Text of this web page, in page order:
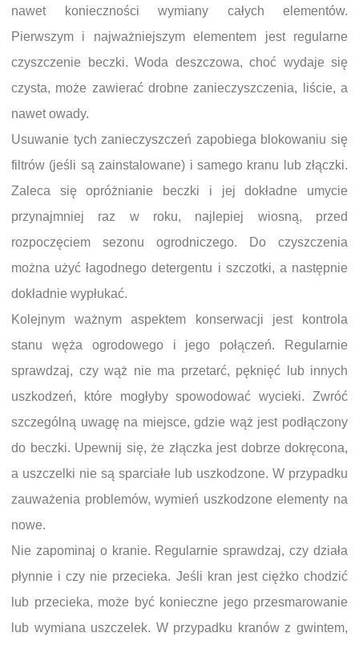
nawet konieczności wymiany całych elementów.
Pierwszym i najważniejszym elementem jest regularne
czyszczenie beczki. Woda deszczowa, choć wydaje się
czysta, może zawierać drobne zanieczyszczenia, liście, a
nawet owady.
Usuwanie tych zanieczyszczeń zapobiega blokowaniu się
filtrów (jeśli są zainstalowane) i samego kranu lub złączki.
Zaleca się opróżnianie beczki i jej dokładne umycie
przynajmniej raz w roku, najlepiej wiosną, przed
rozpoczęciem sezonu ogrodniczego. Do czyszczenia
można użyć łagodnego detergentu i szczotki, a następnie
dokładnie wypłukać.
Kolejnym ważnym aspektem konserwacji jest kontrola
stanu węża ogrodowego i jego połączeń. Regularnie
sprawdzaj, czy wąż nie ma przetarć, pęknięć lub innych
uszkodzeń, które mogłyby spowodować wycieki. Zwróć
szczególną uwagę na miejsce, gdzie wąż jest podłączony
do beczki. Upewnij się, że złączka jest dobrze dokręcona,
a uszczelki nie są sparciałe lub uszkodzone. W przypadku
zauważenia problemów, wymień uszkodzone elementy na
nowe.
Nie zapominaj o kranie. Regularnie sprawdzaj, czy działa
płynnie i czy nie przecieka. Jeśli kran jest ciężko chodzić
lub przecieka, może być konieczne jego przesmarowanie
lub wymiana uszczelek. W przypadku kranów z gwintem,